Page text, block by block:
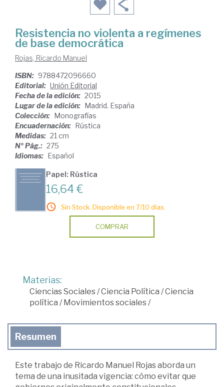
Resistencia no violenta a regímenes
de base democrática
Rojas, Ricardo Manuel
ISBN: 9788472096660
Editorial: Unión Editorial
Fecha de la edición: 2015
Lugar de la edición: Madrid. España
Colección: Monografías
Encuadernación: Rústica
Medidas: 21 cm
Nº Pág.: 275
Idiomas: Español
Papel: Rústica
16,64 €
Sin Stock. Disponible en 7/10 días.
COMPRAR
Materias:
Ciencias Sociales /Ciencia Política /Ciencia
política /Movimientos sociales /
Resumen
Este trabajo de Ricardo Manuel Rojas aborda un
tema de una inusitada vigencia: cómo evitar que